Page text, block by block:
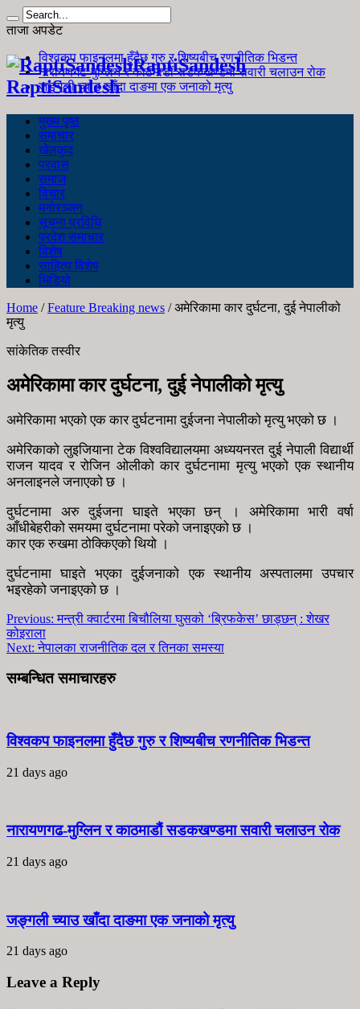
ताजा अपडेट
विश्वकप फाइनलमा हुँदैछ गुरु र शिष्यबीच रणनीतिक भिडन्त
नारायणगढ-मुग्लिन र काठमाडौं सडकखण्डमा सवारी चलाउन रोक
जङ्गली च्याउ खाँदा दाङमा एक जनाको मृत्यु
RaptiSandesh
RaptiSandesh
मुख्य पृष्ठ
समाचार
खेलकुद
प्रवास
समाज
विचार
मनोरञ्जन
सूचना प्रविधि
प्रदेश समाचार
विशेष
साहित्य विशेष
भिडियो
Home /Feature Breaking news /अमेरिकामा कार दुर्घटना, दुई नेपालीको
मृत्यु
सांकेतिक तस्वीर
अमेरिकामा कार दुर्घटना, दुई नेपालीको मृत्यु
अमेरिकामा भएको एक कार दुर्घटनामा दुईजना नेपालीको मृत्यु भएको छ ।
अमेरिकाको लुइजियाना टेक विश्वविद्यालयमा अध्ययनरत दुई नेपाली विद्यार्थी
राजन यादव र रोजिन ओलीको कार दुर्घटनामा मृत्यु भएको एक स्थानीय
अनलाइनले जनाएको छ ।
दुर्घटनामा अरु दुईजना घाइते भएका छन् । अमेरिकामा भारी वर्षा
आँधीबेहरीको समयमा दुर्घटनामा परेको जनाइएको छ ।
कार एक रुखमा ठोक्किएको थियो ।
दुर्घटनामा घाइते भएका दुईजनाको एक स्थानीय अस्पतालमा उपचार
भइरहेको जनाइएको छ ।
Previous: मन्त्री क्वार्टरमा बिचौलिया घुसको ‘ब्रिफकेस’ छाड्छन् : शेखर
कोइराला
Next: नेपालका राजनीतिक दल र तिनका समस्या
सम्बन्धित समाचारहरु
विश्वकप फाइनलमा हुँदैछ गुरु र शिष्यबीच रणनीतिक भिडन्त
21 days ago
नारायणगढ-मुग्लिन र काठमाडौं सडकखण्डमा सवारी चलाउन रोक
21 days ago
जङ्गली च्याउ खाँदा दाङमा एक जनाको मृत्यु
21 days ago
Leave a Reply